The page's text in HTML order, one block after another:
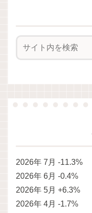
2026年 7月 -11.3%
2026年 6月 -0.4%
2026年 5月 +6.3%
2026年 4月 -1.7%